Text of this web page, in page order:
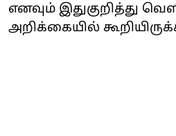
எனவும் இதுகுறித்து
அறிக்கையில்